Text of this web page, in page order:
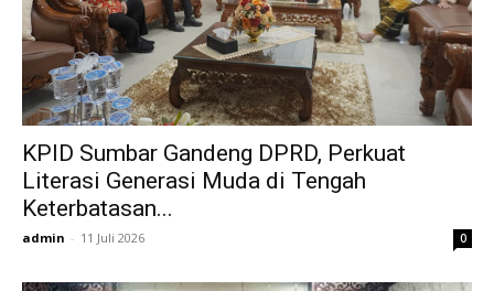
KPID Sumbar Gandeng DPRD, Perkuat
Literasi Generasi Muda di Tengah
Keterbatasan...
admin - 11 Juli 2026 0